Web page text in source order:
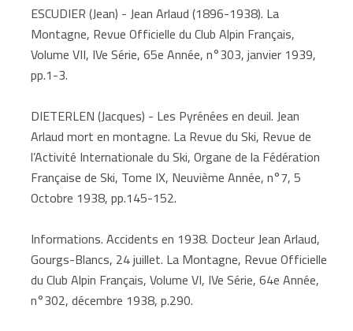
ESCUDIER (Jean) - Jean Arlaud (1896-1938). La
Montagne, Revue Officielle du Club Alpin Français,
Volume VII, IVe Série, 65e Année, n°303, janvier 1939,
pp.1-3.
DIETERLEN (Jacques) - Les Pyrénées en deuil. Jean
Arlaud mort en montagne. La Revue du Ski, Revue de
l’Activité Internationale du Ski, Organe de la Fédération
Française de Ski, Tome IX, Neuvième Année, n°7, 5
Octobre 1938, pp.145-152.
Informations. Accidents en 1938. Docteur Jean Arlaud,
Gourgs-Blancs, 24 juillet. La Montagne, Revue Officielle
du Club Alpin Français, Volume VI, IVe Série, 64e Année,
n°302, décembre 1938, p.290.